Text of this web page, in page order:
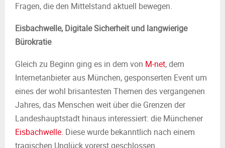
Fragen, die den Mittelstand aktuell bewegen.
Eisbachwelle, Digitale Sicherheit und langwierige
Bürokratie
Gleich zu Beginn ging es in dem von M-net, dem
Internetanbieter aus München, gesponserten Event um
eines der wohl brisantesten Themen des vergangenen
Jahres, das Menschen weit über die Grenzen der
Landeshauptstadt hinaus interessiert: die Münchener
Eisbachwelle. Diese wurde bekanntlich nach einem
tragischen Unglück vorerst geschlossen.